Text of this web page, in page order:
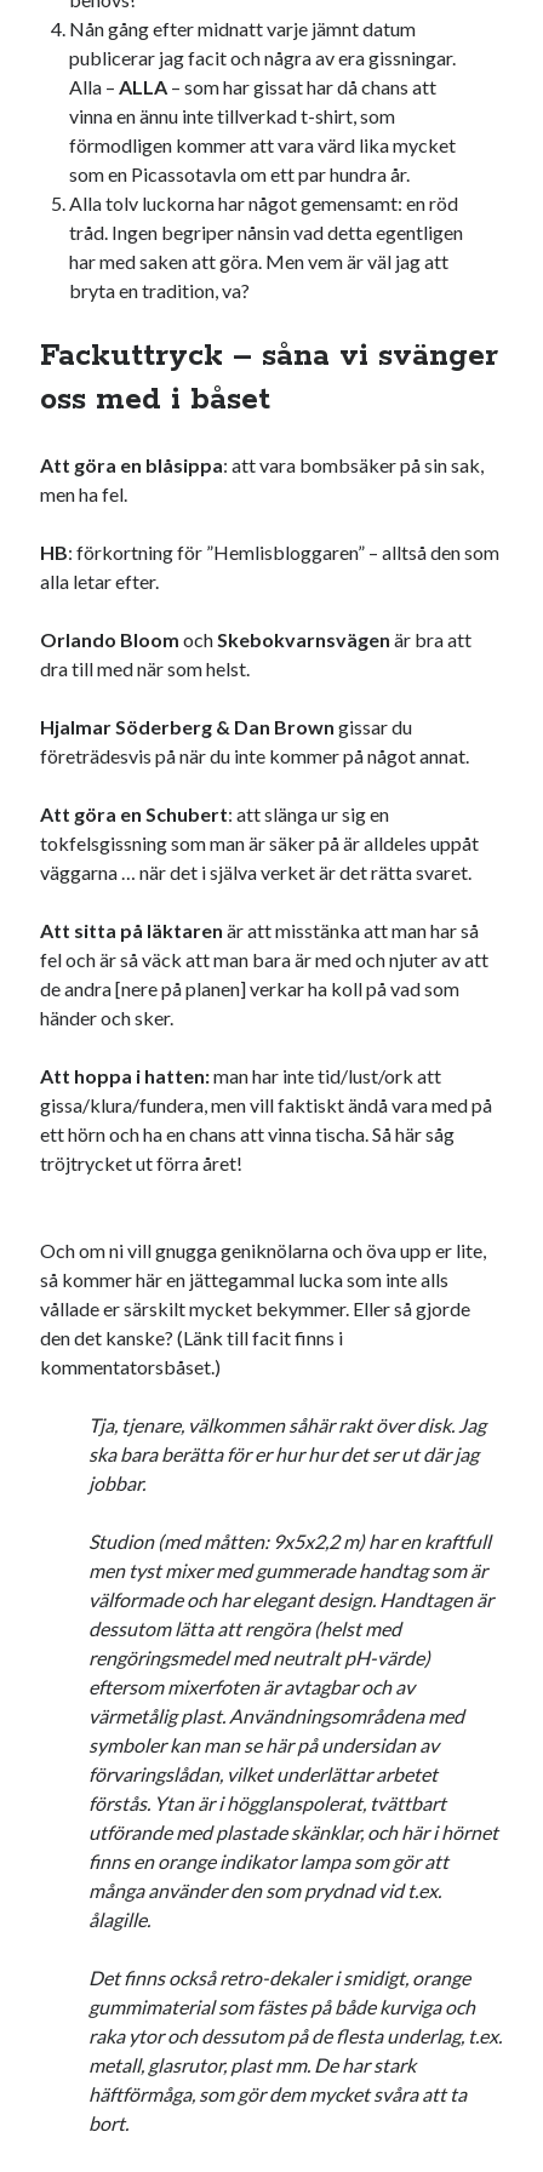
Nån gång efter midnatt varje jämnt datum
publicerar jag facit och några av era gissningar.
Alla – ALLA – som har gissat har då chans att
vinna en ännu inte tillverkad t-shirt, som
förmodligen kommer att vara värd lika mycket
som en Picassotavla om ett par hundra år.
Alla tolv luckorna har något gemensamt: en röd
tråd. Ingen begriper nånsin vad detta egentligen
har med saken att göra. Men vem är väl jag att
bryta en tradition, va?
Fackuttryck – såna vi svänger
oss med i båset
Att göra en blåsippa: att vara bombsäker på sin sak,
men ha fel.
HB: förkortning för ”Hemlisbloggaren” – alltså den som
alla letar efter.
Orlando Bloom och Skebokvarnsvägen är bra att
dra till med när som helst.
Hjalmar Söderberg & Dan Brown gissar du
företrädesvis på när du inte kommer på något annat.
Att göra en Schubert: att slänga ur sig en
tokfelsgissning som man är säker på är alldeles uppåt
väggarna … när det i själva verket är det rätta svaret.
Att sitta på läktaren är att misstänka att man har så
fel och är så väck att man bara är med och njuter av att
de andra [nere på planen] verkar ha koll på vad som
händer och sker.
Att hoppa i hatten:man har inte tid/lust/ork att
gissa/klura/fundera, men vill faktiskt ändå vara med på
ett hörn och ha en chans att vinna tischa. Så här såg
tröjtrycket ut förra året!
Och om ni vill gnugga geniknölarna och öva upp er lite,
så kommer här en jättegammal lucka som inte alls
vållade er särskilt mycket bekymmer. Eller så gjorde
den det kanske? (Länk till facit finns i
kommentatorsbåset.)
Tja, tjenare, välkommen såhär rakt över disk. Jag
ska bara berätta för er hur hur det ser ut där jag
jobbar.
Studion (med måtten: 9x5x2,2 m) har en kraftfull
men tyst mixer med gummerade handtag som är
välformade och har elegant design. Handtagen är
dessutom lätta att rengöra (helst med
rengöringsmedel med neutralt pH-värde)
eftersom mixerfoten är avtagbar och av
värmetålig plast. Användningsområdena med
symboler kan man se här på undersidan av
förvaringslådan, vilket underlättar arbetet
förstås. Ytan är i högglanspolerat, tvättbart
utförande med plastade skänklar, och här i hörnet
finns en orange indikator lampa som gör att
många använder den som prydnad vid t.ex.
ålagille.
Det finns också retro-dekaler i smidigt, orange
gummimaterial som fästes på både kurviga och
raka ytor och dessutom på de flesta underlag, t.ex.
metall, glasrutor, plast mm. De har stark
häftförmåga, som gör dem mycket svåra att ta
bort.